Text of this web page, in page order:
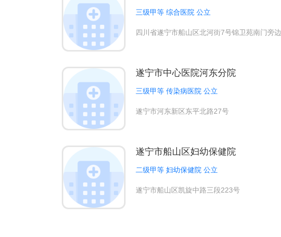
三级甲等 综合医院 公立
四川省遂宁市船山区北河街7号锦卫苑南门旁边
遂宁市中心医院河东分院
三级甲等 传染病医院 公立
遂宁市河东新区东平北路27号
遂宁市船山区妇幼保健院
二级甲等 妇幼保健院 公立
遂宁市船山区凯旋中路三段223号